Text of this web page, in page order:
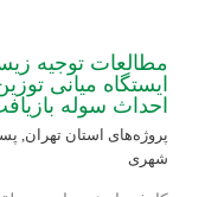
مطالعات توجیه
ایستگاه میانی
احداث سوله
پروژه‌های استان تهران,
شهری